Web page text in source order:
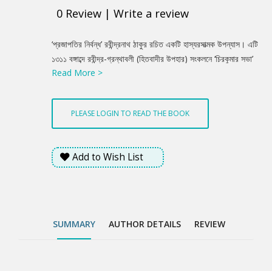
0 Review | Write a review
Product
Summery
‘প্রজাপতির নির্বন্ধ’ রবীন্দ্রনাথ ঠাকুর রচিত একটি হাস্যরসাত্মক উপন্যাস। এটি
১৩১১ বঙ্গাব্দে রবীন্দ্র-গ্রন্থাবলী (হিতবাদীর উপহার) সংকলনে ‘চিরকুমার সভা’
নামে প্রকাশিত হয়। উপন্যাসটি পরে ১৩৩২ বঙ্গাব্দে নাট্যরূপেও প্রকাশ হয়।
Read More >
PLEASE LOGIN TO READ THE BOOK
Add to Wish List
SUMMARY AUTHOR DETAILS REVIEW